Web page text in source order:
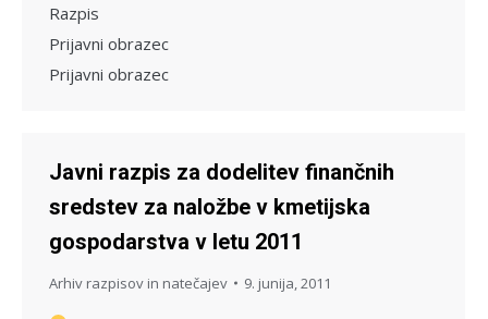
Razpis
Prijavni obrazec
Prijavni obrazec
Javni razpis za dodelitev finančnih
sredstev za naložbe v kmetijska
gospodarstva v letu 2011
Arhiv razpisov in natečajev 9. junija, 2011